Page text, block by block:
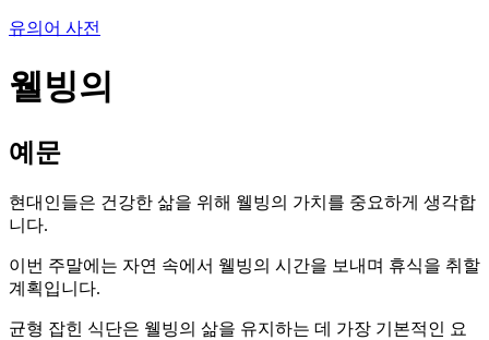
유의어 사전
웰빙의
예문
현대인들은 건강한 삶을 위해 웰빙의 가치를 중요하게 생각합
니다.
이번 주말에는 자연 속에서 웰빙의 시간을 보내며 휴식을 취할
계획입니다.
균형 잡힌 식단은 웰빙의 삶을 유지하는 데 가장 기본적인 요